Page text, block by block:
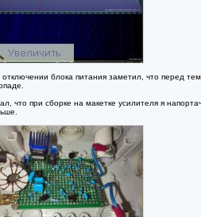
блока питания заметил, что перед
что при сборке на макетке усилителя я